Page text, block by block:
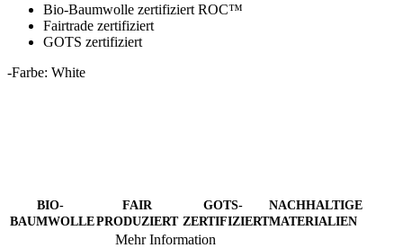
Bio-Baumwolle zertifiziert ROC™
Fairtrade zertifiziert
GOTS zertifiziert
-Farbe: White
BIO-
BAUMWOLLE
FAIR
PRODUZIERT
GOTS-
ZERTIFIZIERT
NACHHALTIGE
MATERIALIEN
Mehr Information